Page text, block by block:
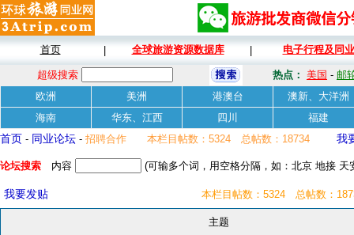
首页 全球旅游资源数据库 电子行程及同
超级搜索 热点： 美国 - 邮
欧洲
美洲 港澳台
澳新、大洋洲
海南
华东、江西 四川
福建
首页 - 同业论坛 - 招聘合作 本栏目帖数：5324 总帖数：18734 我
论坛搜索 内容 (可输多个词，用空格分隔，如：北京 地接
我要发贴 本栏目帖数：5324 总帖数：
主题